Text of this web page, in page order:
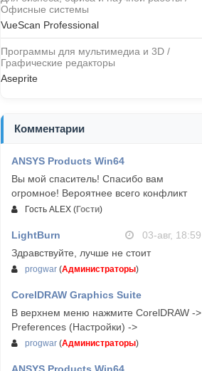
Офисные системы
VueScan Professional
Программы для мультимедиа и 3D /
Графические редакторы
Aseprite
Комментарии
ANSYS Products Win64
Вы мой спаситель! Спасибо вам
огромное! Вероятнее всего конфликт
Гость ALEX (Гости)
LightBurn
03-авг, 18:59
Здравствуйте, лучше не стоит
progwar (Администраторы)
CorelDRAW Graphics Suite
03-авг, 18:58
В верхнем меню нажмите CorelDRAW ->
Preferences (Настройки) ->
progwar (Администраторы)